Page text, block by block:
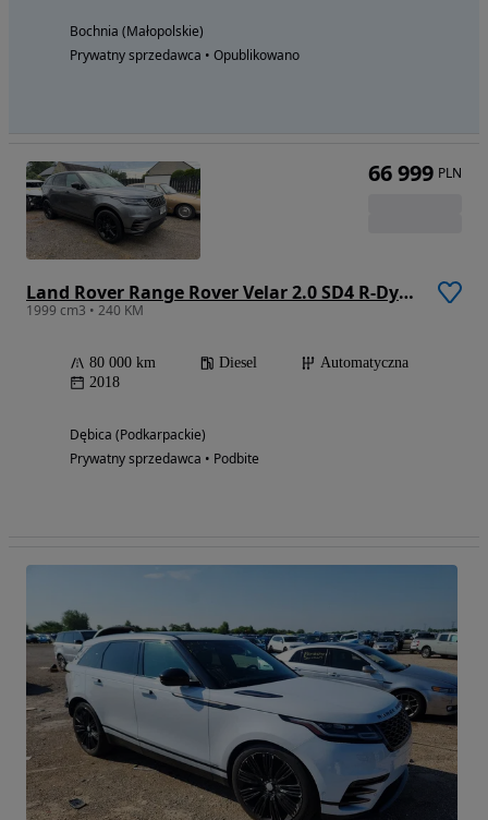
Bochnia (Małopolskie)
Prywatny sprzedawca • Opublikowano
Land Rover Range Rover Velar 2.0 SD4 R-Dynamic S
1999 cm3 • 240 KM
80 000 km Diesel
Automatyczna
2018
Dębica (Podkarpackie)
Prywatny sprzedawca • Podbite
66 999 PLN